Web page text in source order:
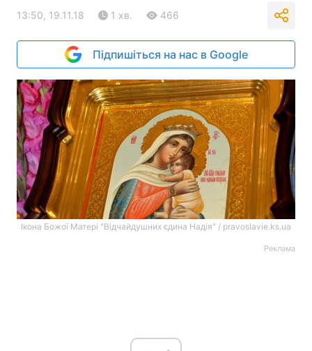
13:50, 19.11.18 1 хв. 466
Підпишіться на нас в Google
Ікона Божої Матері "Відчайдушних єдина Надія" / pravoslavie.ks.ua
Реклама